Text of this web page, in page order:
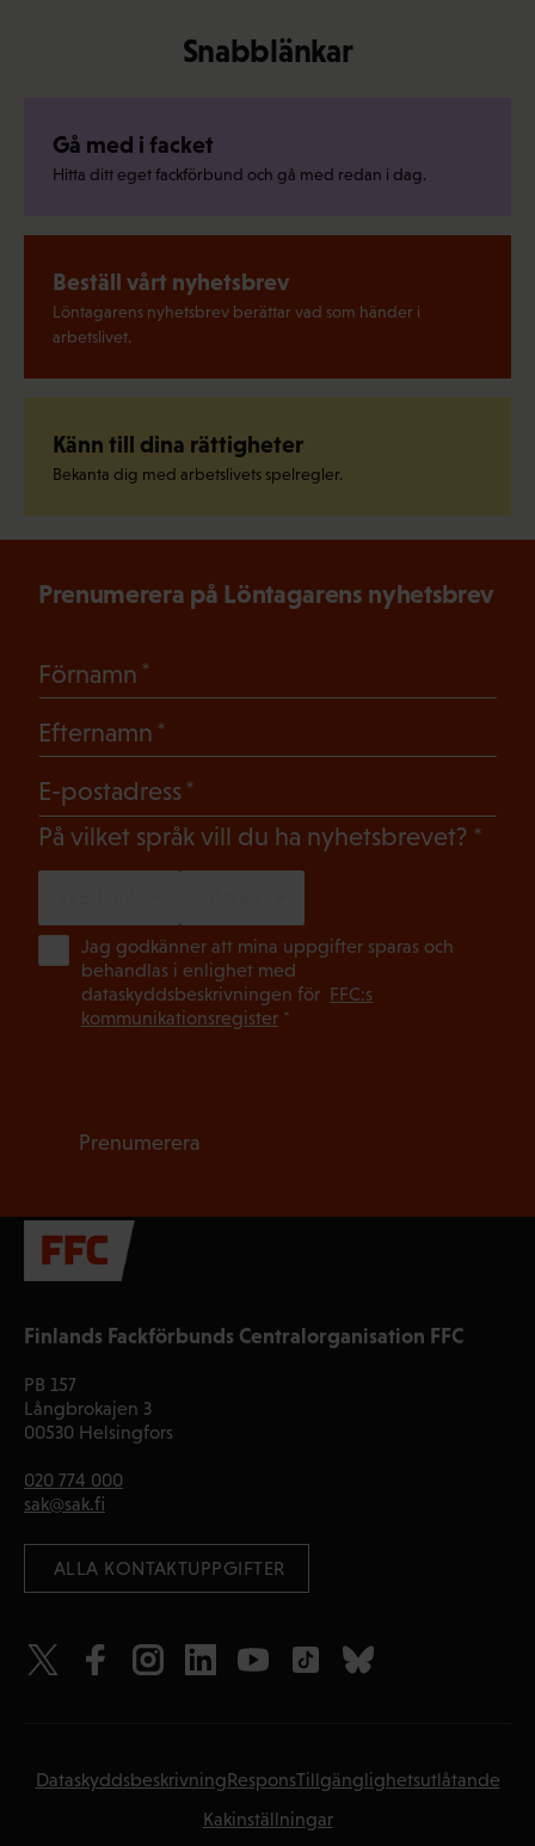
Snabblänkar
Gå med i facket
Hitta ditt eget fackförbund och gå med redan i dag.
Beställ vårt nyhetsbrev
Löntagarens nyhetsbrev berättar vad som händer i
arbetslivet.
Känn till dina rättigheter
Bekanta dig med arbetslivets spelregler.
Finlands Fackförbunds Centralorganisation FFC
PB 157
Långbrokajen 3
00530 Helsingfors
020 774 000
sak@sak.fi
ALLA KONTAKTUPPGIFTER
Prenumerera på Löntagarens nyhetsbrev
Förnamn
Efternamn
E-postadress
På vilket språk vill du ha nyhetsbrevet?
Jag godkänner att mina uppgifter sparas och
behandlas i enlighet med
dataskyddsbeskrivningen för FFC:s
kommunikationsregister*
Prenumerera
DataskyddsbeskrivningResponsTillgänglighetsutlåtande
Kakinställningar